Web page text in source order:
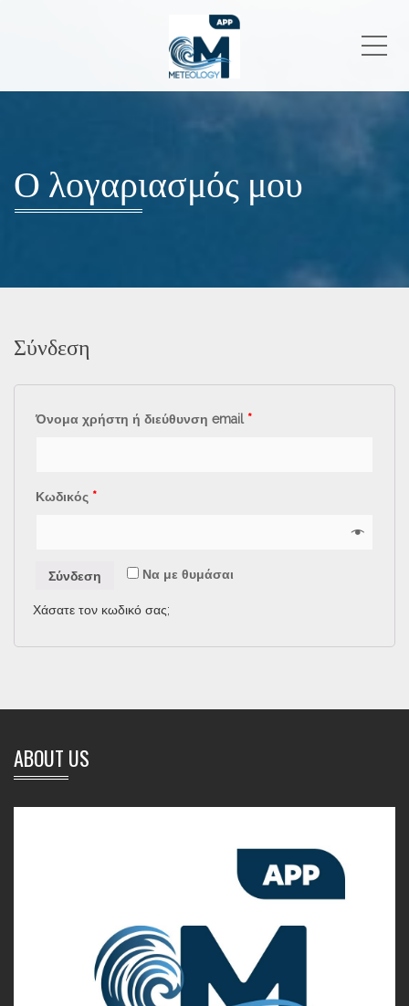
Ο λογαριασμός μου
Σύνδεση
Όνομα χρήστη ή διεύθυνση email *
Κωδικός *
Να με θυμάσαι
Σύνδεση
Χάσατε τον κωδικό σας;
ABOUT US